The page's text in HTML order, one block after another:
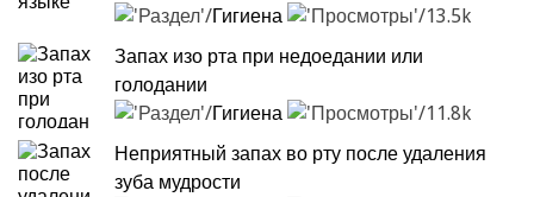
Гигиена
13.5k
Запах изо рта при недоедании или
голодании
Гигиена
11.8k
Неприятный запах во рту после удаления
зуба мудрости